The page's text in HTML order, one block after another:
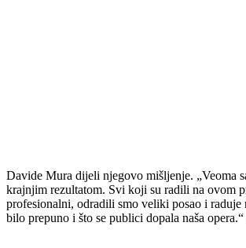
Davide Mura dijeli njegovo mišljenje. „Veoma
krajnjim rezultatom. Svi koji su radili na ovom
profesionalni, odradili smo veliki posao i raduje
bilo prepuno i što se publici dopala naša